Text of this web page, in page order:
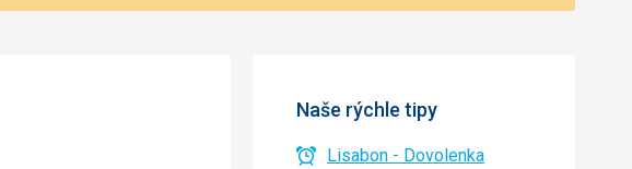
Naše rýchle tipy
Lisabon - Dovolenka